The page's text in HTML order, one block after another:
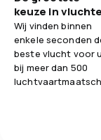
keuze in
Wij vinden binnen
enkele seconden
beste vlucht voor u
bij meer dan 500